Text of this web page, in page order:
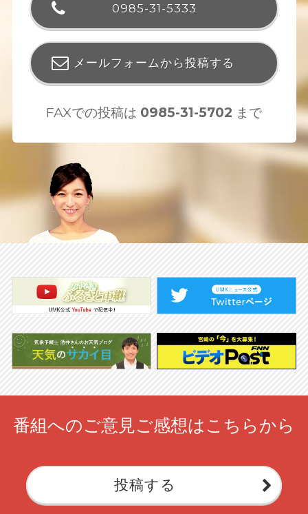
0985-31-5333
メールフォームから投稿する
FAXでの投稿は 0985-31-5702 まで
番組へのご意見ご感想はこちらから
投稿する